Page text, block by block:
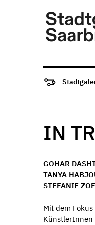
IN
GOHAR
TANYA
STEFANIE
Mit dem
KünstlerInnen